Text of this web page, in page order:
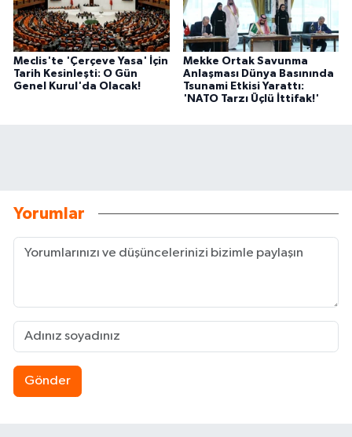
Meclis'te 'Çerçeve Yasa' İçin
Tarih Kesinleşti: O Gün
Genel Kurul'da Olacak!
Mekke Ortak Savunma
Anlaşması Dünya Basınında
Tsunami Etkisi Yarattı:
'NATO Tarzı Üçlü İttifak!'
Yorumlar
Gönder